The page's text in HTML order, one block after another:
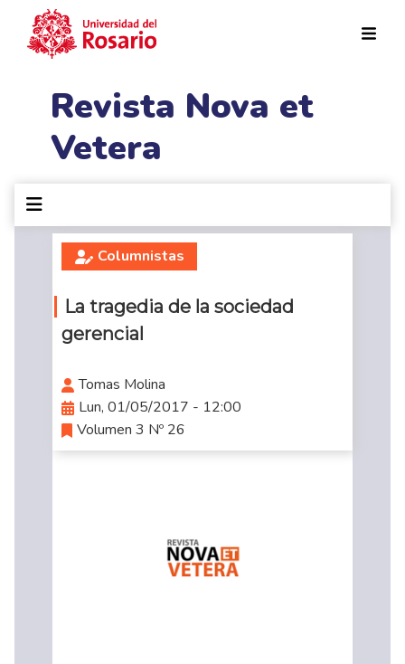
Revista Nova et
Vetera
Columnistas
La tragedia de la sociedad
gerencial
Tomas Molina
Lun, 01/05/2017 - 12:00
Volumen 3 Nº 26